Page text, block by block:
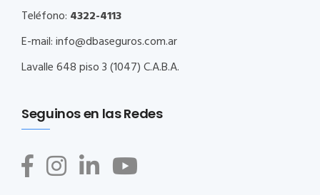
Teléfono: 4322-4113
E-mail:info@dbaseguros.com.ar
Lavalle 648 piso 3 (1047) C.A.B.A.
Seguinos en las Redes